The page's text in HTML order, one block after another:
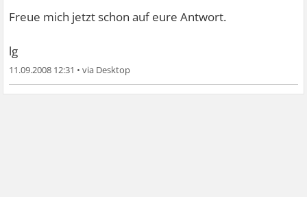
Freue mich jetzt schon auf eure Antwort.
lg
11.09.2008 12:31 •